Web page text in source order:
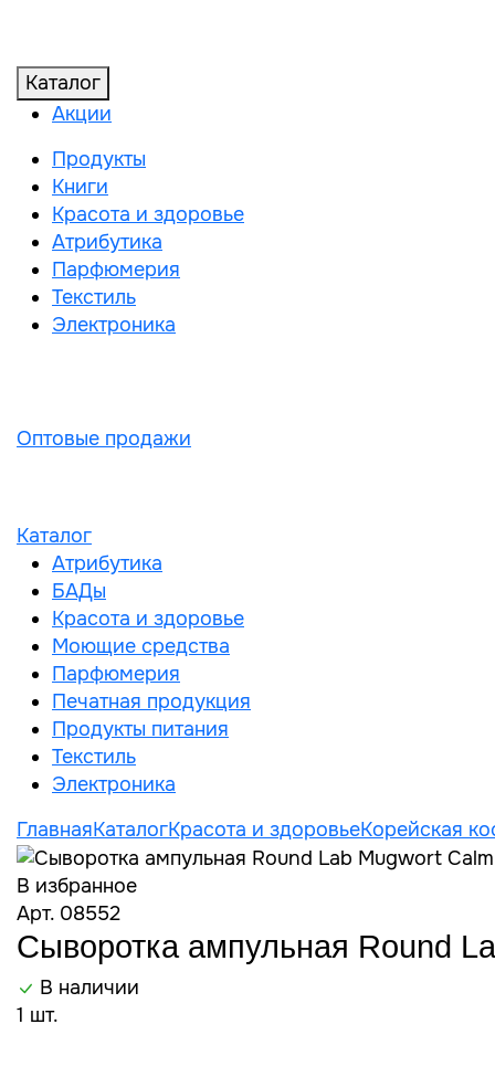
Каталог
Акции
Продукты
Книги
Красота и здоровье
Атрибутика
Парфюмерия
Текстиль
Электроника
Оптовые продажи
Каталог
Атрибутика
БАДы
Красота и здоровье
Моющие средства
Парфюмерия
Печатная продукция
Продукты питания
Текстиль
Электроника
ГлавнаяКаталогКрасота и здоровьеКорейская
В избранное
Арт. 08552
Сыворотка ампульная Round
В наличии
1 шт.